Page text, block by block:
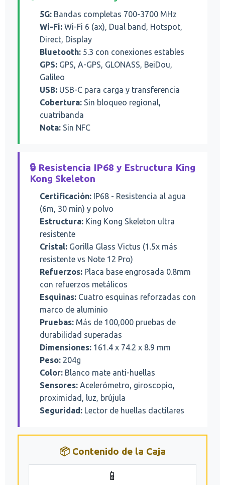
5G: Bandas completas 700-3700 MHz
Wi-Fi: Wi-Fi 6 (ax), Dual band, Hotspot,
Direct, Display
Bluetooth: 5.3 con conexiones estables
GPS: GPS, A-GPS, GLONASS, BeiDou,
Galileo
USB: USB-C para carga y transferencia
Cobertura: Sin bloqueo regional,
cuatribanda
Nota: Sin NFC
🔒 Resistencia IP68 y Estructura King
Kong Skeleton
Certificación: IP68 - Resistencia al agua
(6m, 30 min) y polvo
Estructura: King Kong Skeleton ultra
resistente
Cristal: Gorilla Glass Victus (1.5x más
resistente vs Note 12 Pro)
Refuerzos: Placa base engrosada 0.8mm
con refuerzos metálicos
Esquinas: Cuatro esquinas reforzadas con
marco de aluminio
Pruebas: Más de 100,000 pruebas de
durabilidad superadas
Dimensiones: 161.4 x 74.2 x 8.9 mm
Peso: 204g
Color: Blanco mate anti-huellas
Sensores: Acelerómetro, giroscopio,
proximidad, luz, brújula
Seguridad: Lector de huellas dactilares
📦 Contenido de la Caja
📱